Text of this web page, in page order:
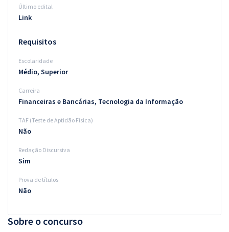
Atendimento
Sobre o concurso
Último edital
Link
Requisitos
Escolaridade
Médio, Superior
Carreira
Financeiras e Bancárias, Tecnologia da Informação
TAF (Teste de Aptidão Física)
Não
Redação Discursiva
Sim
Prova de títulos
Não